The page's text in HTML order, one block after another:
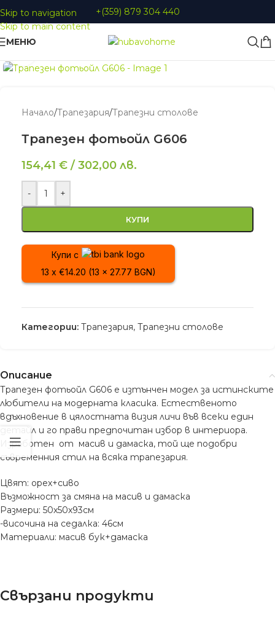
Skip to navigation
Skip to main content
+(359) 879 304 440
МЕНЮ
Начало/Трапезария/Трапезни столове
Трапезен фотьойл G606
154,41 € /302,00 лв.
- +
КУПИ
Купи с
13 x €14.20 (13 x 27.77 BGN)
Категории: Трапезария, Трапезни столове
Описание
Трапезен фотьойл G606 е изтънчен модел за истинските
любители на модерната класика. Естественото
вдъхновение в цялостната визия личи във всеки един
детайл и го прави предпочитан избор в интериора.
Изработен от масив и дамаска, той ще подобри
съвременния стил на всяка трапезария.
Цвят: орех+сиво
Възможност за смяна на масив и дамаска
Размери: 50х50х93см
-височина на седалка: 46см
Материали: масив бук+дамаска
Свързани продукти